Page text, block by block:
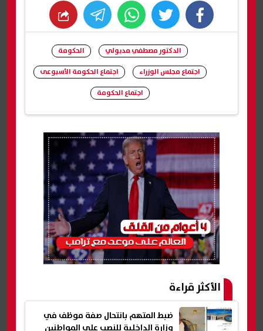
facebook
twitter
whats
الدكتور مصطفي مدبولي
الحكومة
اجتماع مجلس الوزراء
اجتماع الحكومة الأسبوعى
اجتماع الحكومة
الأكثر قراءة
ضبط المتهم بانتحال صفة موظف في
وزارة الداخلية للنصب على المواطنين